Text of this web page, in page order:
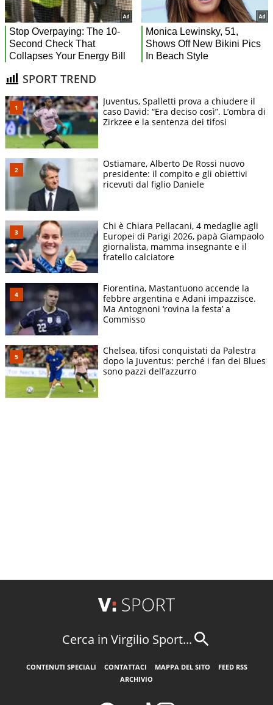
SPORT TREND
Juventus, Spalletti prova a chiudere il
caso David: “Era deciso così”. L’ombra di
Zirkzee e la sentenza dei tifosi
Ostiamare, Alberto De Rossi nuovo
presidente: il compito e gli obiettivi
ricevuti dal figlio Daniele
Chi è Chiara Pellacani, 4 medaglie agli
Europei di Parigi 2026, papà Giampaolo
giornalista, mamma insegnante e il
fratello calciatore
Fiorentina, Mastantuono accende la
febbre argentina e Adani impazzisce.
Ma Antognoni ‘rovina la festa’ a
Commisso
Chelsea, tifosi conquistati da Palestra
dopo la Juventus: perché i fan dei Blues
sono pazzi dell’azzurro
Cerca in Virgilio Sport...
CONTENUTI SPECIALI CONTATTACI MAPPA DEL SITO
FEED RSS
ARCHIVIO